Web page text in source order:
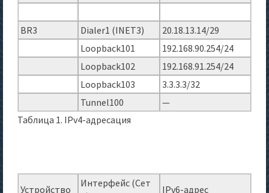
BR3 Dialer1 (INET3)
20.18.13.14/29
Loopback101
192.168.90.254/24
Loopback102
192.168.91.254/24
Loopback103
3.3.3.3/32
Tunnel100
—
Таблица 1. IPv4-адресация
Устройство
Интерфейс (Сет
IPv6-адрес